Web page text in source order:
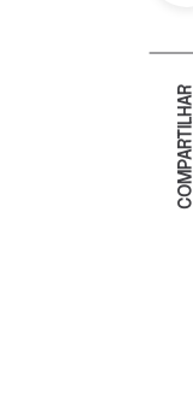
COMPARTILHAR